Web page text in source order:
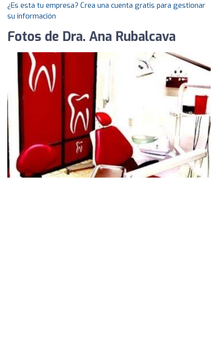
¿Es esta tu empresa? Crea una cuenta gratis para gestionar
su información
Fotos de Dra. Ana Rubalcava